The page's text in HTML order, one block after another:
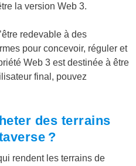
la version Web 3.
redevable à des
pour concevoir, réguler et
Web 3 est destinée à être
final, pouvez
des terrains
?
rendent les terrains de